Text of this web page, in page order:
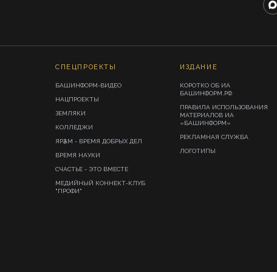
СПЕЦПРОЕКТЫ
БАШИНФОРМ-ВИДЕО
НАЦПРОЕКТЫ
ЗЕМЛЯКИ
КОЛЛЕДЖИ
ЯРҘАМ - ВРЕМЯ ДОБРЫХ ДЕЛ
ВРЕМЯ НАУКИ
СЧАСТЬЕ - ЭТО ВМЕСТЕ
МЕДИЙНЫЙ КОННЕКТ-КЛУБ
"ПРОФИ"
ИЗДАНИЕ
КОРОТКО ОБ ИА
БАШИНФОРМ.РФ
ПРАВИЛА ИСПОЛЬЗОВАНИЯ
МАТЕРИАЛОВ ИА
«БАШИНФОРМ»
РЕКЛАМНАЯ СЛУЖБА
ЛОГОТИПЫ